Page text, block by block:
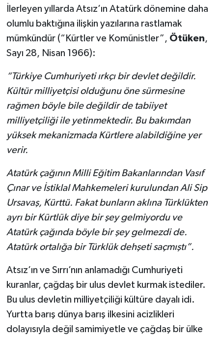
İlerleyen yıllarda Atsız’ın Atatürk dönemine daha
olumlu baktığına ilişkin yazılarına rastlamak
mümkündür (“Kürtler ve Komünistler”, Ötüken,
Sayı 28, Nisan 1966):
“Türkiye Cumhuriyeti ırkçı bir devlet değildir.
Kültür milliyetçisi olduğunu öne sürmesine
rağmen böyle bile değildir de tabiiyet
milliyetçiliği ile yetinmektedir. Bu bakımdan
yüksek mekanizmada Kürtlere alabildiğine yer
verir.
Atatürk çağının Milli Eğitim Bakanlarından Vasıf
Çınar ve İstiklal Mahkemeleri kurulundan Ali Sip
Ursavaş, Kürttü. Fakat bunların aklına Türklükten
ayrı bir Kürtlük diye bir şey gelmiyordu ve
Atatürk çağında böyle bir şey gelmezdi de.
Atatürk ortalığa bir Türklük dehşeti saçmıştı”.
Atsız’ın ve Sırrı’nın anlamadığı Cumhuriyeti
kuranlar, çağdaş bir ulus devlet kurmak istediler.
Bu ulus devletin milliyetçiliği kültüre dayalı idi.
Yurtta barış dünya barış ilkesini acizlikleri
dolayısıyla değil samimiyetle ve çağdaş bir ülke